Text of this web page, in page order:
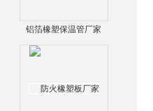
铝箔橡塑保温管厂家